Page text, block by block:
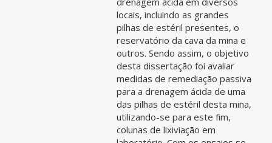
locais, incluindo as grandes
pilhas de estéril presentes, o
reservatório da cava da mina e
outros. Sendo assim, o objetivo
desta dissertação foi avaliar
medidas de remediação passiva
para a drenagem ácida de uma
das pilhas de estéril desta mina,
utilizando-se para este fim,
colunas de lixiviação em